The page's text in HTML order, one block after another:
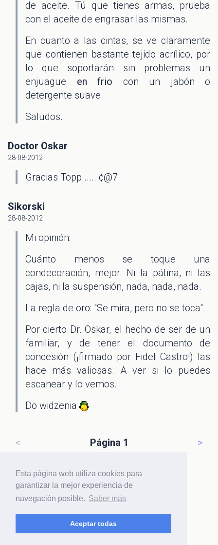
Esta página web utiliza cookies para
garantizar la mejor experiencia de
navegación posible. Saber más
Aceptar todas
de aceite. Tú que tienes armas, prueba
con el aceite de engrasar las mismas.
En cuanto a las cintas, se ve claramente
que contienen bastante tejido acrílico, por
lo que soportarán sin problemas un
enjuague en frio con un jabón o
detergente suave.
Saludos.
Doctor Oskar
28-08-2012
Gracias Topp...... ¢@7
Sikorski
28-08-2012
Mi opinión:
Cuánto menos se toque una
condecoración, mejor. Ni la pátina, ni las
cajas, ni la suspensión, nada, nada, nada.
La regla de oro: "Se mira, pero no se toca".
Por cierto Dr. Oskar, el hecho de ser de un
familiar, y de tener el documento de
concesión (¡firmado por Fidel Castro!) las
hace más valiosas. A ver si lo puedes
escanear y lo vemos.
Do widzenia
< Página 1 >
Hazlogino regístrate para participar